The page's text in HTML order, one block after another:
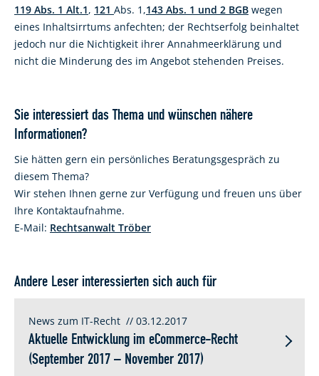
119 Abs. 1 Alt.1, 121 Abs. 1,143 Abs. 1 und 2 BGB wegen
eines Inhaltsirrtums anfechten; der Rechtserfolg beinhaltet
jedoch nur die Nichtigkeit ihrer Annahmeerklärung und
nicht die Minderung des im Angebot stehenden Preises.
Sie interessiert das Thema und wünschen nähere
Informationen?
Sie hätten gern ein persönliches Beratungsgespräch zu
diesem Thema?
Wir stehen Ihnen gerne zur Verfügung und freuen uns über
Ihre Kontaktaufnahme.
E-Mail: Rechtsanwalt Tröber
Andere Leser interessierten sich auch für
News zum IT-Recht // 03.12.2017
Aktuelle Entwicklung im eCommerce-Recht
(September 2017 – November 2017)